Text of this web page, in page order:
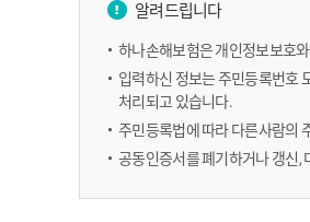
알려드립니다
하나손해보험은 개인정보보호
입력하신 정보는 주민등록번호
처리되고 있습니다.
주민등록법에 따라 다른사람의
공동인증서를 폐기하거나 갱신,